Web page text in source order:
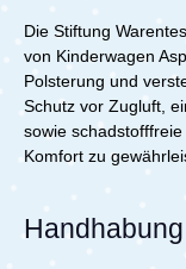
Die Stiftung
von Kinderwagen
Polsterung und
Schutz vor Zugluft,
sowie
Komfort zu
Handhabung